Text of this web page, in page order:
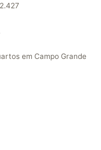
em Campo Grande